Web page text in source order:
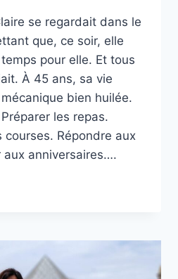
se regardait dans le
que, ce soir, elle
pour elle. Et tous
À 45 ans, sa vie
bien huilée.
les repas.
courses. Répondre aux
aux anniversaires….